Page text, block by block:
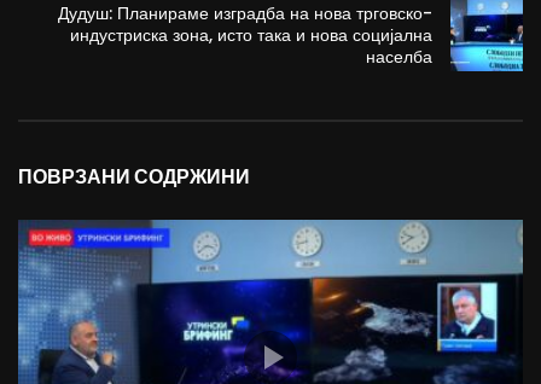
Дудуш: Планираме изградба на нова трговско-
индустриска зона, исто така и нова социјална
населба
ПОВРЗАНИ СОДРЖИНИ